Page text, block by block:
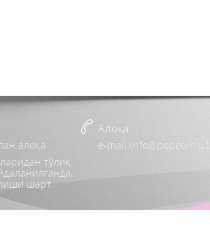
алоқа
тўлиқ
шарт.
Алоқа:
e-mail:info@popcorn.uz